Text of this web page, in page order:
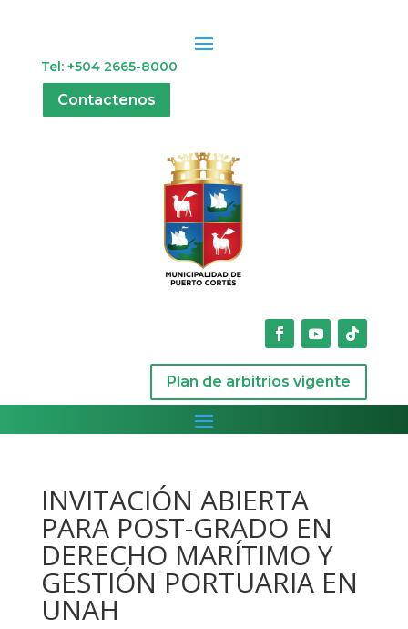
Tel: +504 2665-8000
Contactenos
Plan de arbitrios vigente
INVITACIÓN ABIERTA
PARA POST-GRADO EN
DERECHO MARÍTIMO Y
GESTIÓN PORTUARIA EN
UNAH